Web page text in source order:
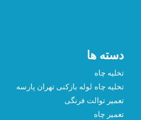
دسته ها
تخلیه چاه
تخلیه چاه لوله بازکنی تهران پارسه
تعمیر توالت فرنگی
تعمیر چاه